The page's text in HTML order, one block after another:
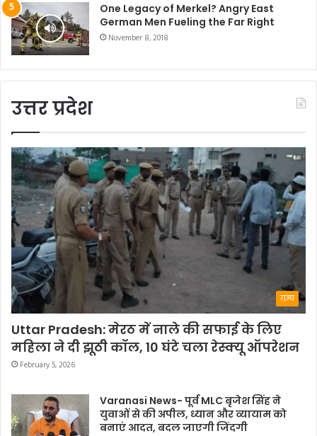
One Legacy of Merkel? Angry East
German Men Fueling the Far Right
November 8, 2018
उत्तर प्रदेश
राज्य
Uttar Pradesh: मेरठ में नाले की सफाई के लिए
महिला ने दी झूठी कॉल, 10 घंटे चला रेस्क्यू ऑपरेशन
February 5, 2026
Varanasi News- पूर्व MLC बृजेश सिंह ने
युवाओं से की अपील, ध्यान और व्यायाम को
बनाएं आदत, बदल जाएगी जिंदगी